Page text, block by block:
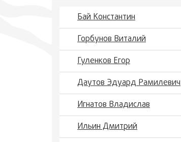
Бай Константин
Горбунов Виталий
Гуленков Егор
Даутов Эдуард Рамилевич
Игнатов Владислав
Ильин Дмитрий